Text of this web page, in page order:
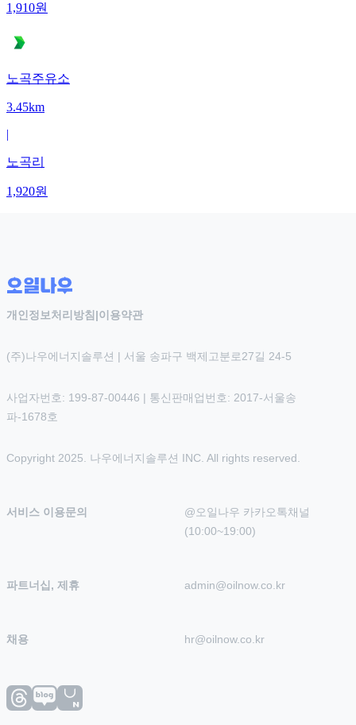
1,910원
노곡주유소
3.45km
|
노곡리
1,920원
개인정보처리방침 |이용약관
(주)나우에너지솔루션 | 서울 송파구 백제고분로27길 24-5
사업자번호: 199-87-00446 | 통신판매업번호: 2017-서울송
파-1678호
Copyright 2025. 나우에너지솔루션 INC. All rights reserved.
서비스 이용문의
@오일나우 카카오톡채널
(10:00~19:00)
파트너십, 제휴 admin@oilnow.co.kr
채용 hr@oilnow.co.kr